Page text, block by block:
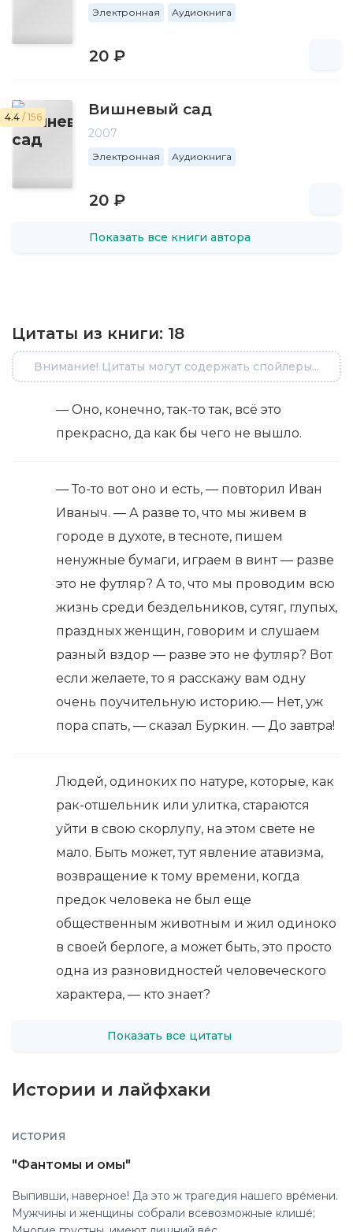
Электронная Аудиокнига
20 ₽
4.4 / 156 Вишневый сад
2007
Электронная Аудиокнига
20 ₽
Показать все книги автора
Цитаты из книги: 18
Внимание! Цитаты могут содержать спойлеры...
— Оно, конечно, так-то так, всё это
прекрасно, да как бы чего не вышло.
— То-то вот оно и есть, — повторил Иван
Иваныч. — А разве то, что мы живем в
городе в духоте, в тесноте, пишем
ненужные бумаги, играем в винт — разве
это не футляр? А то, что мы проводим всю
жизнь среди бездельников, сутяг, глупых,
праздных женщин, говорим и слушаем
разный вздор — разве это не футляр? Вот
если желаете, то я расскажу вам одну
очень поучительную историю.— Нет, уж
пора спать, — сказал Буркин. — До завтра!
Людей, одиноких по натуре, которые, как
рак-отшельник или улитка, стараются
уйти в свою скорлупу, на этом свете не
мало. Быть может, тут явление атавизма,
возвращение к тому времени, когда
предок человека не был еще
общественным животным и жил одиноко
в своей берлоге, а может быть, это просто
одна из разновидностей человеческого
характера, — кто знает?
Показать все цитаты
Истории и лайфхаки
ИСТОРИЯ
"Фантомы и омы"
Выпивши, наверное! Да это ж трагедия нашего вре́мени.
Мужчины и женщины собрали всевозможные клише́;